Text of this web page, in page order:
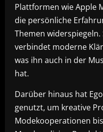
Plattformen wie Apple
die persönliche
Themen
verbindet moderne
was ihn auch in der
hat.
Darüber hinaus hat
genutzt, um kreative
Modekooperationen